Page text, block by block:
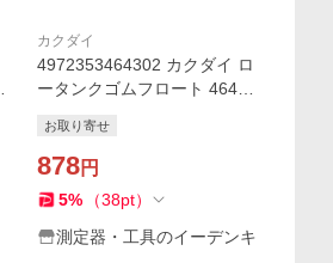
カクダイ
4972353464302 カクダイ ロ
ータンクゴムフロート 4643
イレ用品 TOTO型
お取り寄せ
878円
5% （38pt）
測定器・工具のイーデンキ